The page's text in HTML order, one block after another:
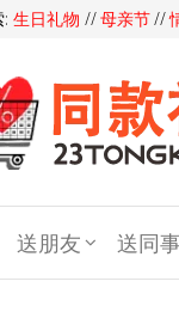
生日礼物 //母亲节//
送朋友 送同